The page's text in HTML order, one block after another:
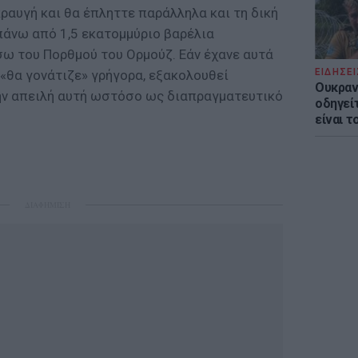
είναι
και θα έπληττε παράλληλα και τη δική
από 1,5 εκατομμύριο βαρέλια
του Πορθμού του Ορμούζ. Εάν έχανε αυτά
γονάτιζε» γρήγορα, εξακολουθεί
απειλή αυτή ωστόσο ως διαπραγματευτικό